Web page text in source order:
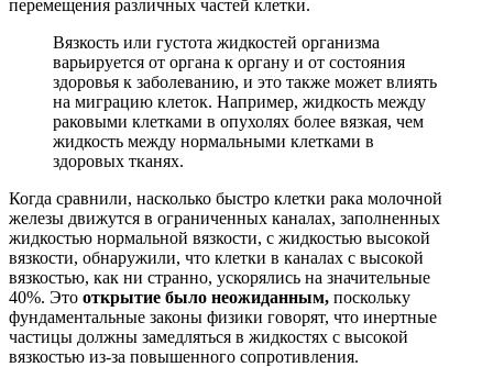
перемещения различных частей клетки.
Вязкость или густота жидкостей организма
варьируется от органа к органу и от состояния
здоровья к заболеванию, и это также может влиять
на миграцию клеток. Например, жидкость между
раковыми клетками в опухолях более вязкая, чем
жидкость между нормальными клетками в
здоровых тканях.
Когда сравнили, насколько быстро клетки рака молочной
железы движутся в ограниченных каналах, заполненных
жидкостью нормальной вязкости, с жидкостью высокой
вязкости, обнаружили, что клетки в каналах с высокой
вязкостью, как ни странно, ускорялись на значительные
40%. Это открытие было неожиданным, поскольку
фундаментальные законы физики говорят, что инертные
частицы должны замедляться в жидкостях с высокой
вязкостью из-за повышенного сопротивления.